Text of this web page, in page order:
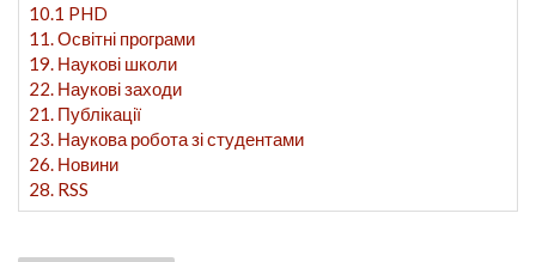
10.1 PHD
11. Освітні програми
19. Наукові школи
22. Наукові заходи
21. Публікації
23. Наукова робота зі студентами
26. Новини
28. RSS